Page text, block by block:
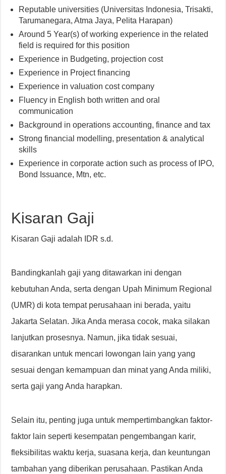
Reputable universities (Universitas Indonesia, Trisakti,
Tarumanegara, Atma Jaya, Pelita Harapan)
Around 5 Year(s) of working experience in the related
field is required for this position
Experience in Budgeting, projection cost
Experience in Project financing
Experience in valuation cost company
Fluency in English both written and oral
communication
Background in operations accounting, finance and tax
Strong financial modelling, presentation & analytical
skills
Experience in corporate action such as process of IPO,
Bond Issuance, Mtn, etc.
Kisaran Gaji
Kisaran Gaji adalah IDR s.d.
Bandingkanlah gaji yang ditawarkan ini dengan
kebutuhan Anda, serta dengan Upah Minimum Regional
(UMR) di kota tempat perusahaan ini berada, yaitu
Jakarta Selatan. Jika Anda merasa cocok, maka silakan
lanjutkan prosesnya. Namun, jika tidak sesuai,
disarankan untuk mencari lowongan lain yang yang
sesuai dengan kemampuan dan minat yang Anda miliki,
serta gaji yang Anda harapkan.
Selain itu, penting juga untuk mempertimbangkan faktor-
faktor lain seperti kesempatan pengembangan karir,
fleksibilitas waktu kerja, suasana kerja, dan keuntungan
tambahan yang diberikan perusahaan. Pastikan Anda